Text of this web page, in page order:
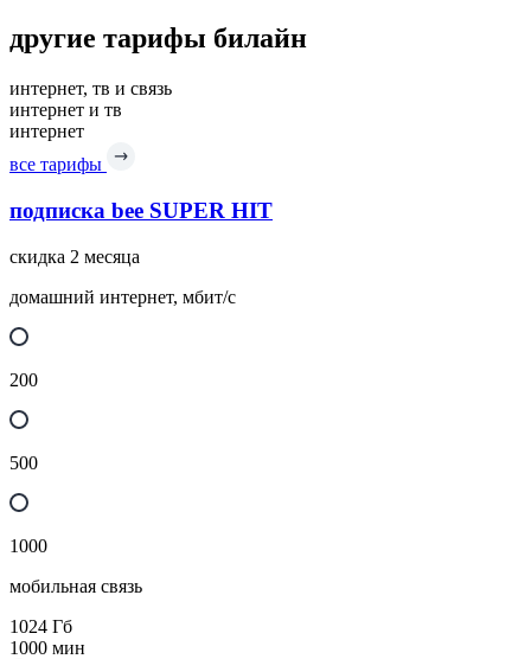
другие тарифы билайн
интернет, тв и связь
интернет и тв
интернет
все тарифы
подписка bee SUPER HIT
скидка 2 месяца
домашний интернет, мбит/с
200
500
1000
мобильная связь
1024 Гб
1000 мин